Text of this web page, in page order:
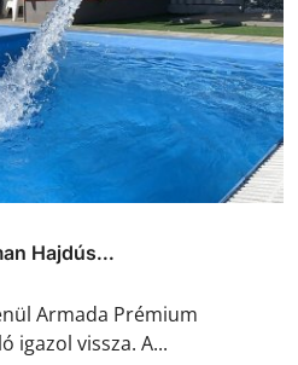
Hajdús...
Armada Prémium
igazol vissza. A...